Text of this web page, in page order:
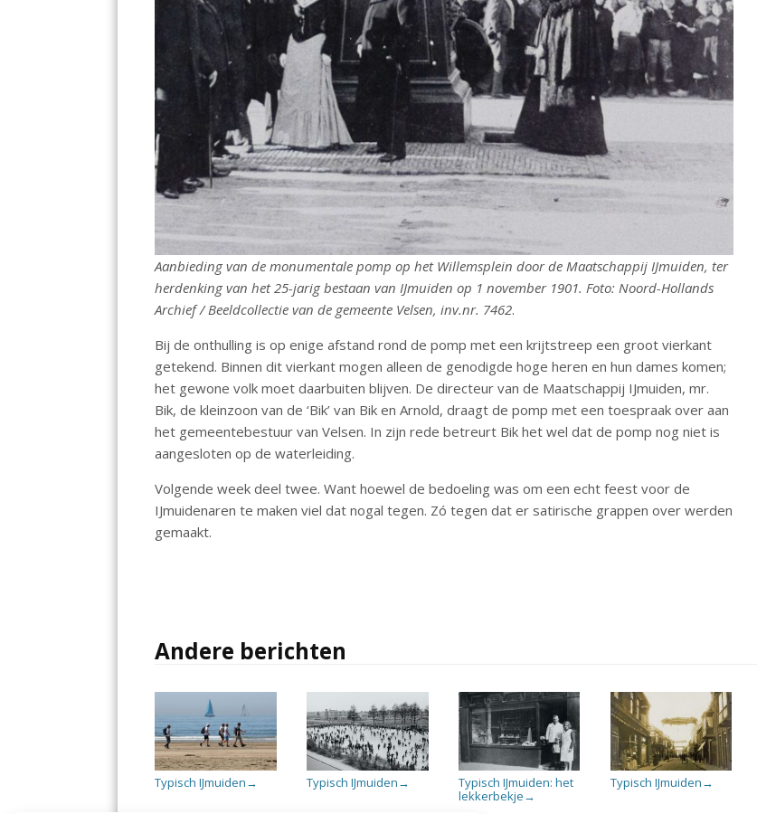
Aanbieding van de monumentale pomp op het Willemsplein door de Maatschappij IJmuiden, ter
herdenking van het 25-jarig bestaan van IJmuiden op 1 november 1901. Foto: Noord-Hollands
Archief / Beeldcollectie van de gemeente Velsen, inv.nr. 7462.
Bij de onthulling is op enige afstand rond de pomp met een krijtstreep een groot vierkant
getekend. Binnen dit vierkant mogen alleen de genodigde hoge heren en hun dames komen;
het gewone volk moet daarbuiten blijven. De directeur van de Maatschappij IJmuiden, mr.
Bik, de kleinzoon van de ‘Bik’ van Bik en Arnold, draagt de pomp met een toespraak over aan
het gemeentebestuur van Velsen. In zijn rede betreurt Bik het wel dat de pomp nog niet is
aangesloten op de waterleiding.
Volgende week deel twee. Want hoewel de bedoeling was om een echt feest voor de
IJmuidenaren te maken viel dat nogal tegen. Zó tegen dat er satirische grappen over werden
gemaakt.
Andere berichten
Typisch IJmuiden → Typisch IJmuiden →
Typisch IJmuiden: het
lekkerbekje →
Typisch IJmuiden →